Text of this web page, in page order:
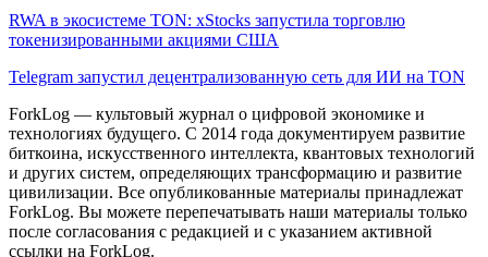
RWA в экосистеме TON: xStocks запустила торговлю
токенизированными акциями США
Telegram запустил децентрализованную сеть для ИИ на TON
ForkLog — культовый журнал о цифровой экономике и
технологиях будущего. С 2014 года документируем развитие
биткоина, искусственного интеллекта, квантовых технологий
и других систем, определяющих трансформацию и развитие
цивилизации. Все опубликованные материалы принадлежат
ForkLog. Вы можете перепечатывать наши материалы только
после согласования с редакцией и с указанием активной
ссылки на ForkLog.